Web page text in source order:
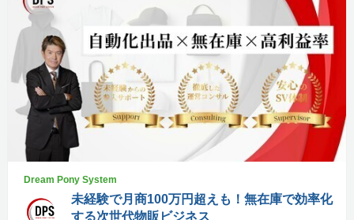
Dream Pony System
未経験で月商100万円超えも！無在庫で効率化
する次世代物販ビジネス